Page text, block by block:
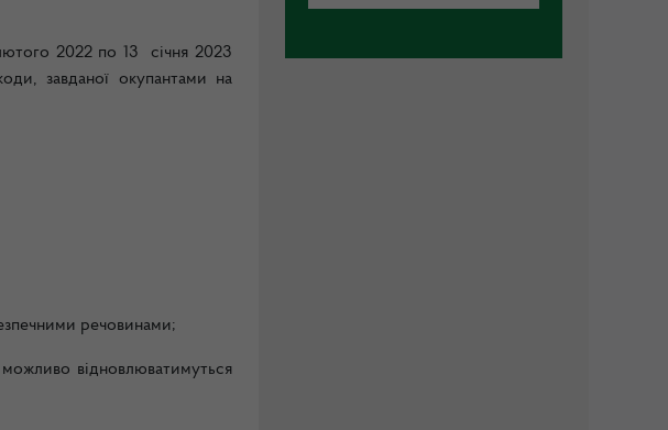
2022 по 13 січня 2023
завданої окупантами на
речовинами;
відновлюватимуться